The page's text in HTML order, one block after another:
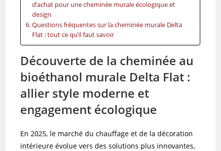
d’achat pour une cheminée murale écologique et
design
Questions fréquentes sur la cheminée murale Delta
Flat : tout ce qu’il faut savoir
Découverte de la cheminée au
bioéthanol murale Delta Flat :
allier style moderne et
engagement écologique
En 2025, le marché du chauffage et de la décoration
intérieure évolue vers des solutions plus innovantes,